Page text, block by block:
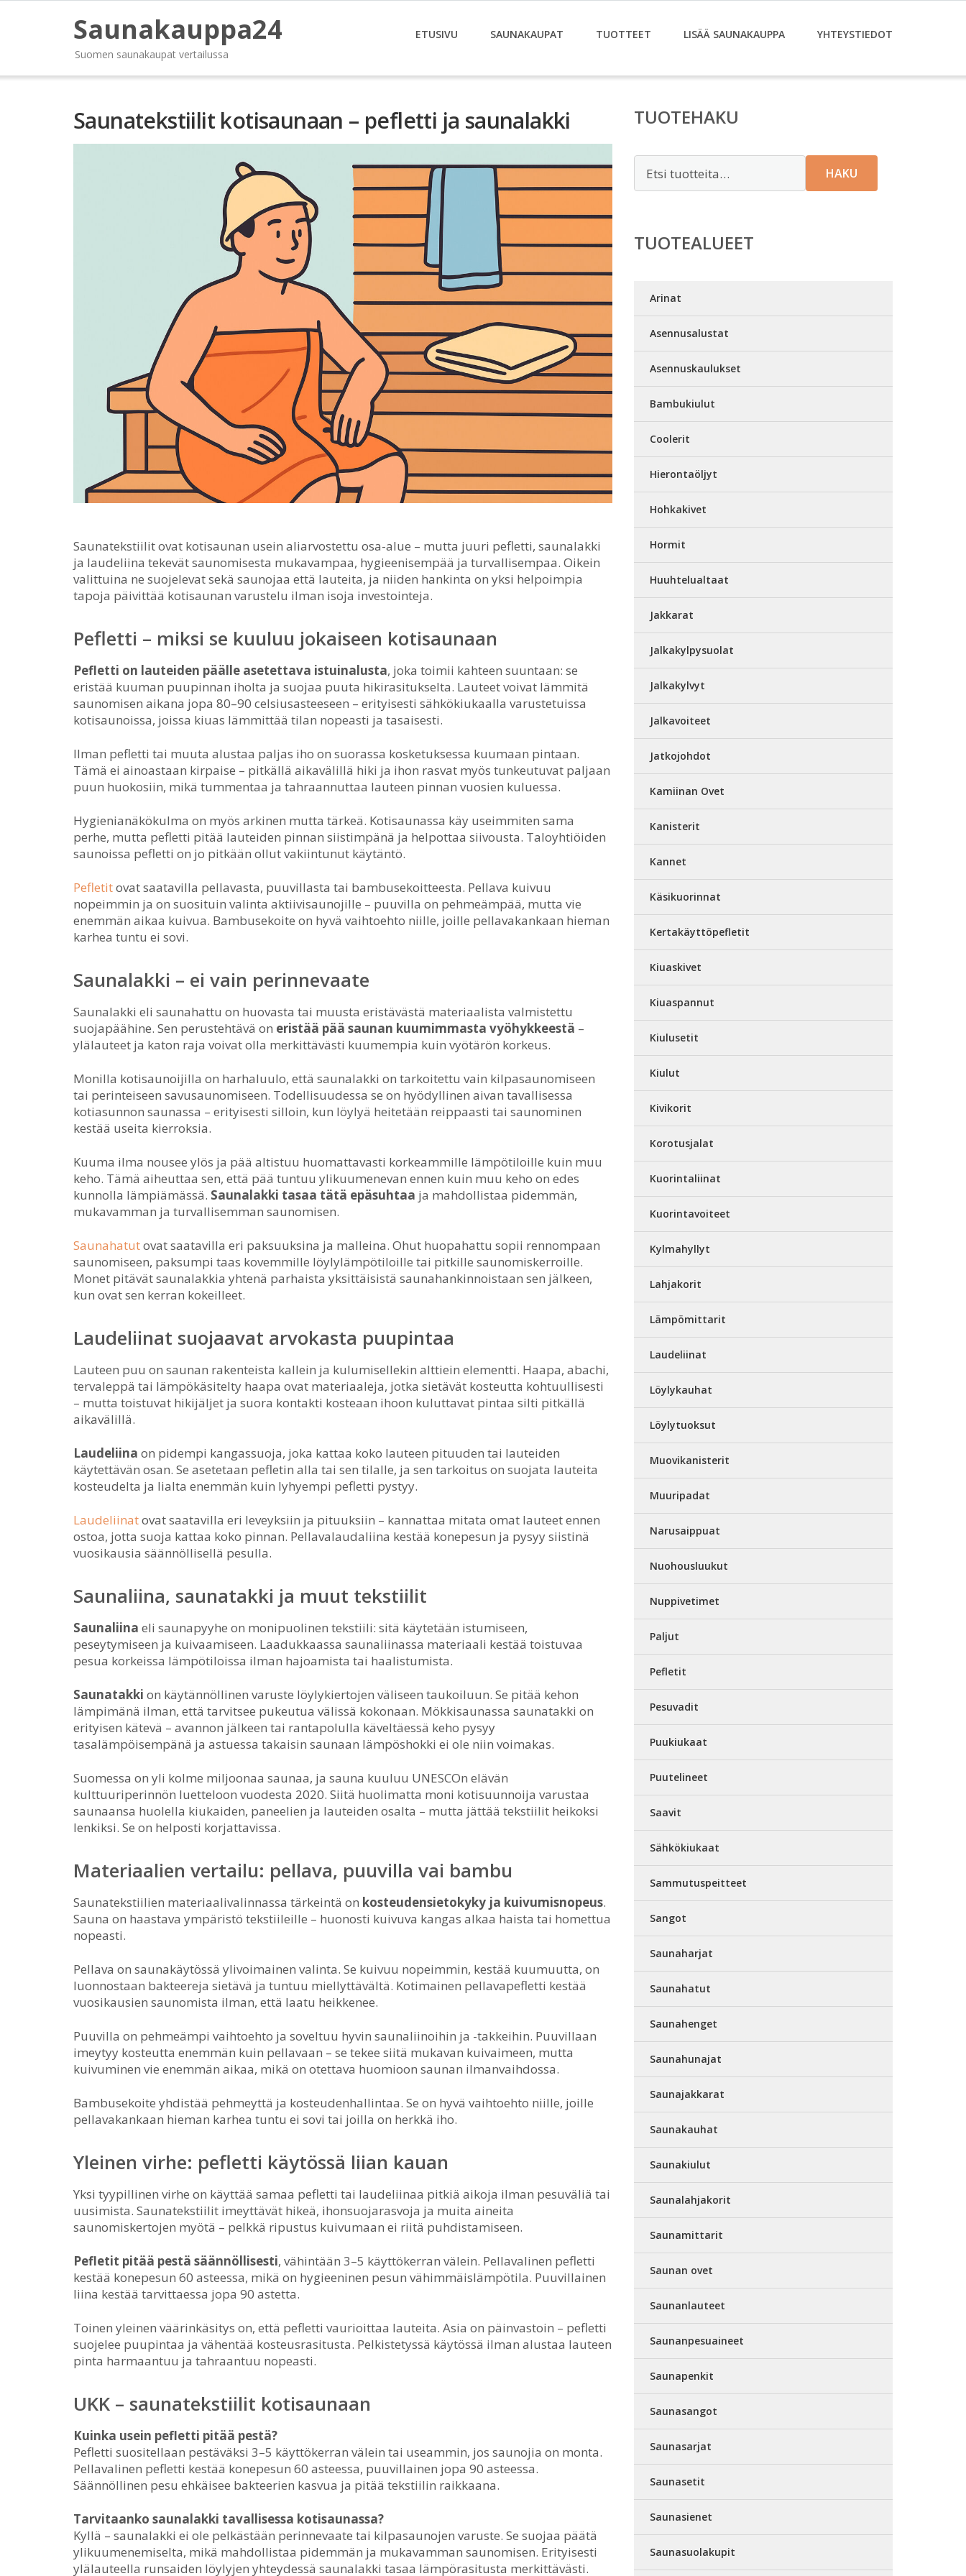
Saunakauppa24
Suomen saunakaupat vertailussa
ETUSIVU SAUNAKAUPAT TUOTTEET LISÄÄ SAUNAKAUPPA YHTEYSTIEDOT
Saunatekstiilit kotisaunaan – pefletti ja saunalakki
Saunatekstiilit ovat kotisaunan usein aliarvostettu osa-alue – mutta juuri pefletti, saunalakki
ja laudeliina tekevät saunomisesta mukavampaa, hygieenisempää ja turvallisempaa. Oikein
valittuina ne suojelevat sekä saunojaa että lauteita, ja niiden hankinta on yksi helpoimpia
tapoja päivittää kotisaunan varustelu ilman isoja investointeja.
Pefletti – miksi se kuuluu jokaiseen kotisaunaan
Pefletti on lauteiden päälle asetettava istuinalusta, joka toimii kahteen suuntaan: se
eristää kuuman puupinnan iholta ja suojaa puuta hikirasitukselta. Lauteet voivat lämmitä
saunomisen aikana jopa 80–90 celsiusasteeseen – erityisesti sähkökiukaalla varustetuissa
kotisaunoissa, joissa kiuas lämmittää tilan nopeasti ja tasaisesti.
Ilman pefletti tai muuta alustaa paljas iho on suorassa kosketuksessa kuumaan pintaan.
Tämä ei ainoastaan kirpaise – pitkällä aikavälillä hiki ja ihon rasvat myös tunkeutuvat paljaan
puun huokosiin, mikä tummentaa ja tahraannuttaa lauteen pinnan vuosien kuluessa.
Hygienianäkökulma on myös arkinen mutta tärkeä. Kotisaunassa käy useimmiten sama
perhe, mutta pefletti pitää lauteiden pinnan siistimpänä ja helpottaa siivousta. Taloyhtiöiden
saunoissa pefletti on jo pitkään ollut vakiintunut käytäntö.
Pefletitovat saatavilla pellavasta, puuvillasta tai bambusekoitteesta. Pellava kuivuu
nopeimmin ja on suosituin valinta aktiivisaunojille – puuvilla on pehmeämpää, mutta vie
enemmän aikaa kuivua. Bambusekoite on hyvä vaihtoehto niille, joille pellavakankaan hieman
karhea tuntu ei sovi.
Saunalakki – ei vain perinnevaate
Saunalakki eli saunahattu on huovasta tai muusta eristävästä materiaalista valmistettu
suojapäähine. Sen perustehtävä on eristää pää saunan kuumimmasta vyöhykkeestä –
ylälauteet ja katon raja voivat olla merkittävästi kuumempia kuin vyötärön korkeus.
Monilla kotisaunoijilla on harhaluulo, että saunalakki on tarkoitettu vain kilpasaunomiseen
tai perinteiseen savusaunomiseen. Todellisuudessa se on hyödyllinen aivan tavallisessa
kotiasunnon saunassa – erityisesti silloin, kun löylyä heitetään reippaasti tai saunominen
kestää useita kierroksia.
Kuuma ilma nousee ylös ja pää altistuu huomattavasti korkeammille lämpötiloille kuin muu
keho. Tämä aiheuttaa sen, että pää tuntuu ylikuumenevan ennen kuin muu keho on edes
kunnolla lämpiämässä. Saunalakki tasaa tätä epäsuhtaa ja mahdollistaa pidemmän,
mukavamman ja turvallisemman saunomisen.
Saunahatutovat saatavilla eri paksuuksina ja malleina. Ohut huopahattu sopii rennompaan
saunomiseen, paksumpi taas kovemmille löylylämpötiloille tai pitkille saunomiskerroille.
Monet pitävät saunalakkia yhtenä parhaista yksittäisistä saunahankinnoistaan sen jälkeen,
kun ovat sen kerran kokeilleet.
Laudeliinat suojaavat arvokasta puupintaa
Lauteen puu on saunan rakenteista kallein ja kulumisellekin alttiein elementti. Haapa, abachi,
tervaleppä tai lämpökäsitelty haapa ovat materiaaleja, jotka sietävät kosteutta kohtuullisesti
– mutta toistuvat hikijäljet ja suora kontakti kosteaan ihoon kuluttavat pintaa silti pitkällä
aikavälillä.
Laudeliina on pidempi kangassuoja, joka kattaa koko lauteen pituuden tai lauteiden
käytettävän osan. Se asetetaan pefletin alla tai sen tilalle, ja sen tarkoitus on suojata lauteita
kosteudelta ja lialta enemmän kuin lyhyempi pefletti pystyy.
Laudeliinatovat saatavilla eri leveyksiin ja pituuksiin – kannattaa mitata omat lauteet ennen
ostoa, jotta suoja kattaa koko pinnan. Pellavalaudaliina kestää konepesun ja pysyy siistinä
vuosikausia säännöllisellä pesulla.
Saunaliina, saunatakki ja muut tekstiilit
Saunaliina eli saunapyyhe on monipuolinen tekstiili: sitä käytetään istumiseen,
peseytymiseen ja kuivaamiseen. Laadukkaassa saunaliinassa materiaali kestää toistuvaa
pesua korkeissa lämpötiloissa ilman hajoamista tai haalistumista.
Saunatakki on käytännöllinen varuste löylykiertojen väliseen taukoiluun. Se pitää kehon
lämpimänä ilman, että tarvitsee pukeutua välissä kokonaan. Mökkisaunassa saunatakki on
erityisen kätevä – avannon jälkeen tai rantapolulla käveltäessä keho pysyy
tasalämpöisempänä ja astuessa takaisin saunaan lämpöshokki ei ole niin voimakas.
Suomessa on yli kolme miljoonaa saunaa, ja sauna kuuluu UNESCOn elävän
kulttuuriperinnön luetteloon vuodesta 2020. Siitä huolimatta moni kotisuunnoija varustaa
saunaansa huolella kiukaiden, paneelien ja lauteiden osalta – mutta jättää tekstiilit heikoksi
lenkiksi. Se on helposti korjattavissa.
Materiaalien vertailu: pellava, puuvilla vai bambu
Saunatekstiilien materiaalivalinnassa tärkeintä on kosteudensietokyky ja kuivumisnopeus.
Sauna on haastava ympäristö tekstiileille – huonosti kuivuva kangas alkaa haista tai homettua
nopeasti.
Pellava on saunakäytössä ylivoimainen valinta. Se kuivuu nopeimmin, kestää kuumuutta, on
luonnostaan bakteereja sietävä ja tuntuu miellyttävältä. Kotimainen pellavapefletti kestää
vuosikausien saunomista ilman, että laatu heikkenee.
Puuvilla on pehmeämpi vaihtoehto ja soveltuu hyvin saunaliinoihin ja -takkeihin. Puuvillaan
imeytyy kosteutta enemmän kuin pellavaan – se tekee siitä mukavan kuivaimeen, mutta
kuivuminen vie enemmän aikaa, mikä on otettava huomioon saunan ilmanvaihdossa.
Bambusekoite yhdistää pehmeyttä ja kosteudenhallintaa. Se on hyvä vaihtoehto niille, joille
pellavakankaan hieman karhea tuntu ei sovi tai joilla on herkkä iho.
Yleinen virhe: pefletti käytössä liian kauan
Yksi tyypillinen virhe on käyttää samaa pefletti tai laudeliinaa pitkiä aikoja ilman pesuväliä tai
uusimista. Saunatekstiilit imeyttävät hikeä, ihonsuojarasvoja ja muita aineita
saunomiskertojen myötä – pelkkä ripustus kuivumaan ei riitä puhdistamiseen.
Pefletit pitää pestä säännöllisesti, vähintään 3–5 käyttökerran välein. Pellavalinen pefletti
kestää konepesun 60 asteessa, mikä on hygieeninen pesun vähimmäislämpötila. Puuvillainen
liina kestää tarvittaessa jopa 90 astetta.
Toinen yleinen väärinkäsitys on, että pefletti vaurioittaa lauteita. Asia on päinvastoin – pefletti
suojelee puupintaa ja vähentää kosteusrasitusta. Pelkistetyssä käytössä ilman alustaa lauteen
pinta harmaantuu ja tahraantuu nopeasti.
UKK – saunatekstiilit kotisaunaan
Kuinka usein pefletti pitää pestä?
Pefletti suositellaan pestäväksi 3–5 käyttökerran välein tai useammin, jos saunojia on monta.
Pellavalinen pefletti kestää konepesun 60 asteessa, puuvillainen jopa 90 asteessa.
Säännöllinen pesu ehkäisee bakteerien kasvua ja pitää tekstiilin raikkaana.
Tarvitaanko saunalakki tavallisessa kotisaunassa?
Kyllä – saunalakki ei ole pelkästään perinnevaate tai kilpasaunojen varuste. Se suojaa päätä
ylikuumenemiselta, mikä mahdollistaa pidemmän ja mukavamman saunomisen. Erityisesti
ylälauteella runsaiden löylyjen yhteydessä saunalakki tasaa lämpörasitusta merkittävästi.
TUOTEHAKU
HAKU
TUOTEALUEET
Arinat
Asennusalustat
Asennuskaulukset
Bambukiulut
Coolerit
Hierontaöljyt
Hohkakivet
Hormit
Huuhtelualtaat
Jakkarat
Jalkakylpysuolat
Jalkakylvyt
Jalkavoiteet
Jatkojohdot
Kamiinan Ovet
Kanisterit
Kannet
Käsikuorinnat
Kertakäyttöpefletit
Kiuaskivet
Kiuaspannut
Kiulusetit
Kiulut
Kivikorit
Korotusjalat
Kuorintaliinat
Kuorintavoiteet
Kylmahyllyt
Lahjakorit
Lämpömittarit
Laudeliinat
Löylykauhat
Löylytuoksut
Muovikanisterit
Muuripadat
Narusaippuat
Nuohousluukut
Nuppivetimet
Paljut
Pefletit
Pesuvadit
Puukiukaat
Puutelineet
Saavit
Sähkökiukaat
Sammutuspeitteet
Sangot
Saunaharjat
Saunahatut
Saunahenget
Saunahunajat
Saunajakkarat
Saunakauhat
Saunakiulut
Saunalahjakorit
Saunamittarit
Saunan ovet
Saunanlauteet
Saunanpesuaineet
Saunapenkit
Saunasangot
Saunasarjat
Saunasetit
Saunasienet
Saunasuolakupit